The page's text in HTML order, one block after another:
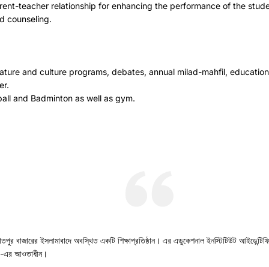
teacher relationship for enhancing the performance of the
counseling.
and culture programs, debates, annual milad-mahfil,
and Badminton as well as gym.
বাজারের ইসলামাবাদে অবস্থিত একটি শিক্ষাপ্রতিষ্ঠান। এর এডুকেশনাল ইনস্টিটিউট
এর আওতাধীন।